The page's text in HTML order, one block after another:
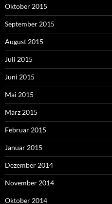
Oktober 2015
September 2015
August 2015
Juli 2015
Juni 2015
Mai 2015
März 2015
Februar 2015
Januar 2015
Dezember 2014
November 2014
Oktober 2014